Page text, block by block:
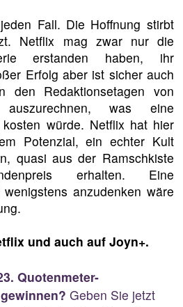
Fall. Die Hoffnung stirbt
Netflix mag zwar nur die
erstanden haben, ihr
Erfolg aber ist sicher auch
den Redaktionsetagen von
was eine
würde. Netflix hat hier
Potenzial, ein echter Kult
quasi aus der Ramschkiste
erhalten. Eine
anzudenken wäre
und auch auf Joyn+.
Quotenmeter-
Geben Sie jetzt